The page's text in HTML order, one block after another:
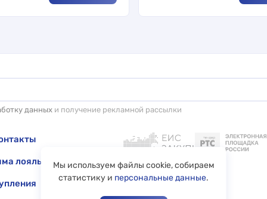
данных и получение рекламной рассылки
лояльностиМы используем файлы cookie, собираем
статистику и персональные данные.